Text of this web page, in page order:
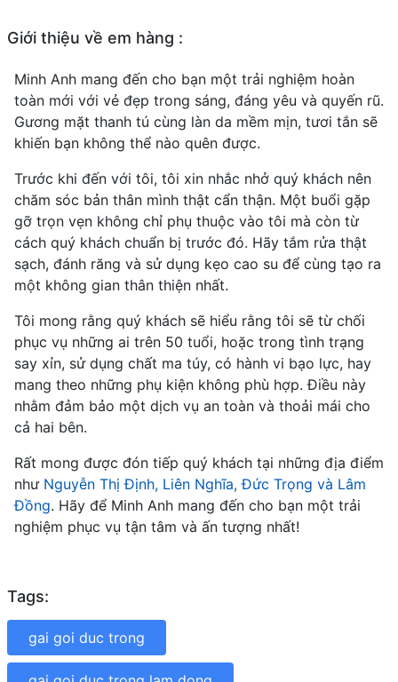
Giới thiệu về em hàng :
Minh Anh mang đến cho bạn một trải nghiệm hoàn
toàn mới với vẻ đẹp trong sáng, đáng yêu và quyến rũ.
Gương mặt thanh tú cùng làn da mềm mịn, tươi tắn sẽ
khiến bạn không thể nào quên được.
Trước khi đến với tôi, tôi xin nhắc nhở quý khách nên
chăm sóc bản thân mình thật cẩn thận. Một buổi gặp
gỡ trọn vẹn không chỉ phụ thuộc vào tôi mà còn từ
cách quý khách chuẩn bị trước đó. Hãy tắm rửa thật
sạch, đánh răng và sử dụng kẹo cao su để cùng tạo ra
một không gian thân thiện nhất.
Tôi mong rằng quý khách sẽ hiểu rằng tôi sẽ từ chối
phục vụ những ai trên 50 tuổi, hoặc trong tình trạng
say xỉn, sử dụng chất ma túy, có hành vi bạo lực, hay
mang theo những phụ kiện không phù hợp. Điều này
nhằm đảm bảo một dịch vụ an toàn và thoải mái cho
cả hai bên.
Rất mong được đón tiếp quý khách tại những địa điểm
như Nguyễn Thị Định, Liên Nghĩa, Đức Trọng và Lâm
Đồng. Hãy để Minh Anh mang đến cho bạn một trải
nghiệm phục vụ tận tâm và ấn tượng nhất!
Tags:
gai goi duc trong